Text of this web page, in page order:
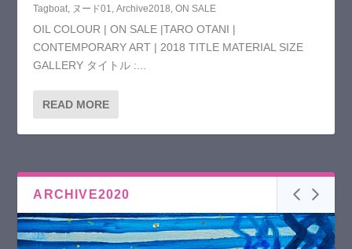
Tagboat, ヌード01,Archive2018,ON SALE
OIL COLOUR | ON SALE |TARO OTANI |
CONTEMPORARY ART | 2018 TITLE MATERIAL SIZE
GALLERY タイトル :...
READ MORE
ARCHIVE2020